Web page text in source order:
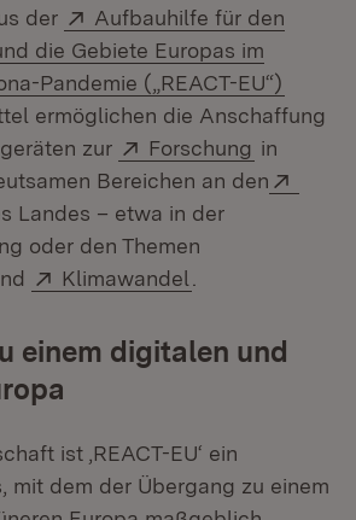
der
Extern:
Aufbauhilfe für den
die Gebiete Europas im
Pandemie („REACT-EU“)
ermöglichen die Anschaffung
zur
Extern:
Forschung (Öffnet in
in
Bereichen an den
in neuem Fenster)
Landes – etwa in der
oder den Themen
Extern:
Klimawandel
einem digitalen und
ist ‚REACT-EU‘ ein
mit dem der Übergang zu einem